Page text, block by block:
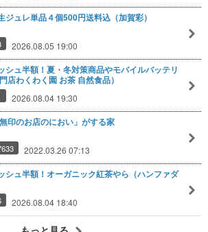
ジュレ単品４個500円送料込（加賀彩）
2026.08.05 19:00
シュ半額！夏・冬対策商品やモバイルバッテリ
店わくわく園 お茶 自然食品）
2026.08.04 19:30
印のお店のにおい」がする家
2022.03.26 07:13
シュ半額！オーガニック紅茶やら（ハンファダ
2026.08.04 18:40